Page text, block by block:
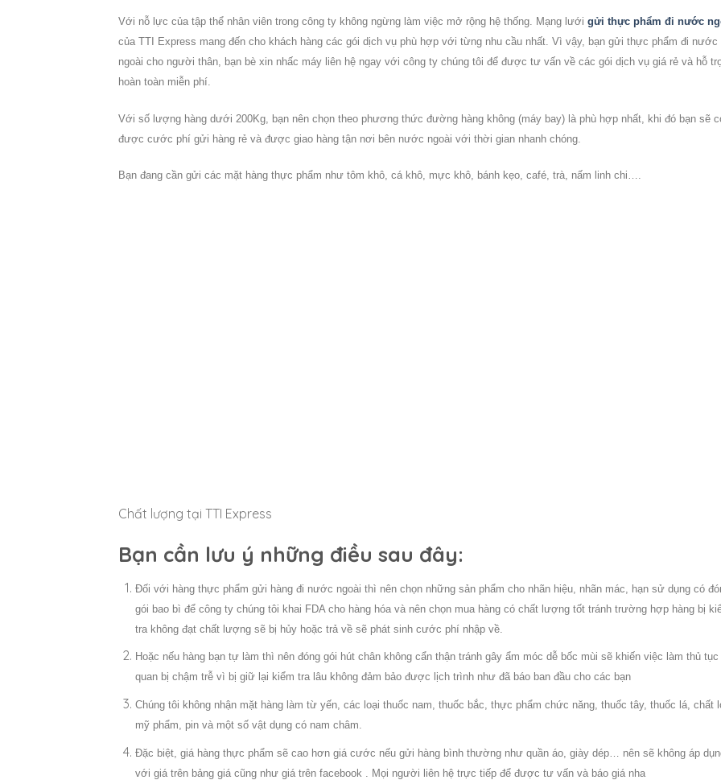
Với nỗ lực của tập thể nhân viên trong công ty không ngừng làm việc mở rộng hệ thống. Mạng lưới gửi thực phẩm đi nước
của TTI Express mang đến cho khách hàng các gói dịch vụ phù hợp với từng nhu cầu nhất. Vì vậy, bạn gửi thực phẩm đi nước
ngoài cho người thân, bạn bè xin nhấc máy liên hệ ngay với công ty chúng tôi để được tư vấn về các gói dịch vụ giá rẻ và hỗ
hoàn toàn miễn phí.
Với số lượng hàng dưới 200Kg, bạn nên chọn theo phương thức đường hàng không (máy bay) là phù hợp nhất, khi đó bạn sẽ
được cước phí gửi hàng rẻ và được giao hàng tận nơi bên nước ngoài với thời gian nhanh chóng.
Bạn đang cần gửi các mặt hàng thực phẩm như tôm khô, cá khô, mực khô, bánh kẹo, café, trà, nấm linh chi….
Chất lượng tại TTI Express
Bạn cần lưu ý những điều sau đây:
Đối với hàng thực phẩm gửi hàng đi nước ngoài thì nên chọn những sản phẩm cho nhãn hiệu, nhãn mác, hạn sử dụng có
gói bao bì để công ty chúng tôi khai FDA cho hàng hóa và nên chọn mua hàng có chất lượng tốt tránh trường hợp hàng bị
tra không đạt chất lượng sẽ bị hủy hoặc trả về sẽ phát sinh cước phí nhập về.
Hoặc nếu hàng bạn tự làm thì nên đóng gói hút chân không cẩn thận tránh gây ẩm móc dễ bốc mùi sẽ khiến việc làm thủ tục
quan bị chậm trễ vì bị giữ lại kiểm tra lâu không đảm bảo được lịch trình như đã báo ban đầu cho các bạn
Chúng tôi không nhận mặt hàng làm từ yến, các loại thuốc nam, thuốc bắc, thực phẩm chức năng, thuốc tây, thuốc lá, chất
mỹ phẩm, pin và một số vật dụng có nam châm.
Đặc biệt, giá hàng thực phẩm sẽ cao hơn giá cước nếu gửi hàng bình thường như quần áo, giày dép… nên sẽ không áp
với giá trên bảng giá cũng như giá trên facebook . Mọi người liên hệ trực tiếp để được tư vấn và báo giá nha